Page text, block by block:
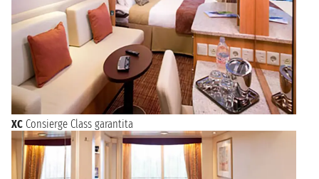
XC Consierge Class garantita